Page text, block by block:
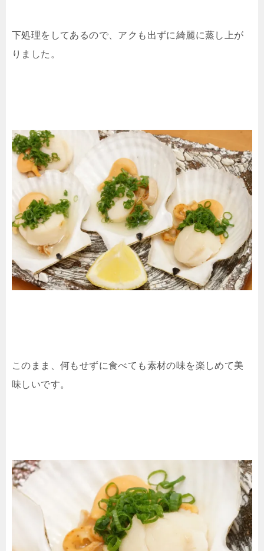
下処理をしてあるので、アクも出ずに綺麗に蒸し上が
りました。
このまま、何もせずに食べても素材の味を楽しめて美
味しいです。